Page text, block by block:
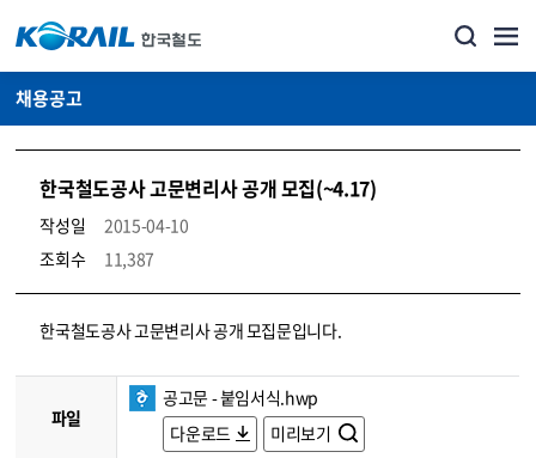
채용공고
한국철도공사 고문변리사 공개 모집(~4.17)
작성일
2015-04-10
조회수
11,387
코레일소개_경영공시_채용공고 상세보기 – 내용, 파일, 담당자 연락처로 구성
한국철도공사 고문변리사 공개 모집문입니다.
파일
공고문 - 붙임서식.hwp
다운로드
미리보기